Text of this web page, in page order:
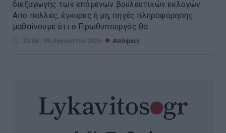
διεξαγωγής των επόμενων βουλευτικών εκλογών.
Από πολλές, έγκυρες ή μη, πηγές πληροφόρησης
μαθαίνουμε ότι ο Πρωθυπουργός θα ...
20:04 | 05 Αυγούστου 2026 Απόψεις